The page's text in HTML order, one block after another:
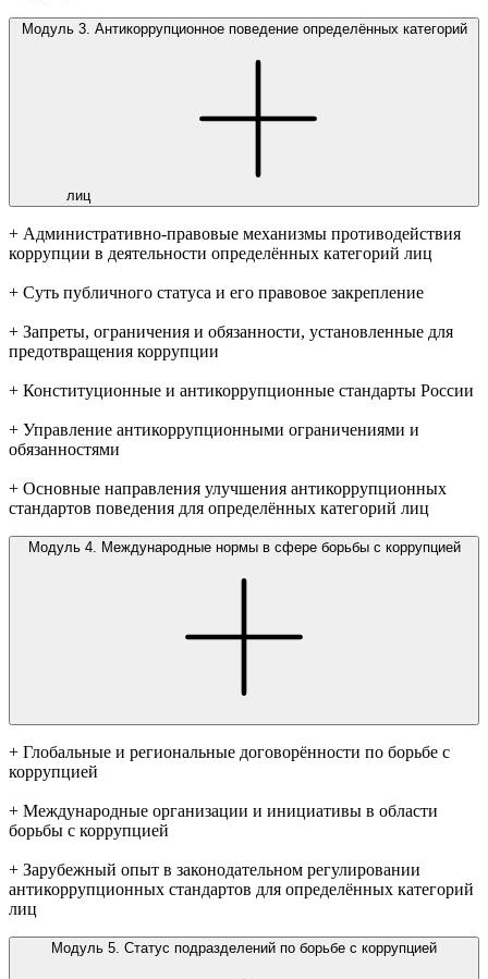
Модуль 3. Антикоррупционное поведение определённых категорий
лиц
+ Административно-правовые механизмы противодействия
коррупции в деятельности определённых категорий лиц
+ Суть публичного статуса и его правовое закрепление
+ Запреты, ограничения и обязанности, установленные для
предотвращения коррупции
+ Конституционные и антикоррупционные стандарты России
+ Управление антикоррупционными ограничениями и
обязанностями
+ Основные направления улучшения антикоррупционных
стандартов поведения для определённых категорий лиц
Модуль 4. Международные нормы в сфере борьбы с коррупцией
+ Глобальные и региональные договорённости по борьбе с
коррупцией
+ Международные организации и инициативы в области
борьбы с коррупцией
+ Зарубежный опыт в законодательном регулировании
антикоррупционных стандартов для определённых категорий
лиц
Модуль 5. Статус подразделений по борьбе с коррупцией